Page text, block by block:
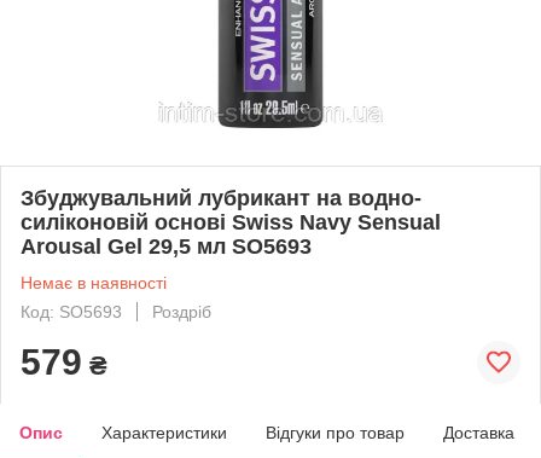
Збуджувальний лубрикант на водно-
силіконовій основі Swiss Navy Sensual
Arousal Gel 29,5 мл SO5693
Немає в наявності
Код: SO5693
Роздріб
579 ₴
Опис Характеристики Відгуки про товар Доставка